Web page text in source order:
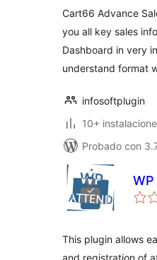
Cart66 Advance
you all key sales
Dashboard in very
understand format
infosoftplugin
10+
Probado con
This plugin allows
and registration of